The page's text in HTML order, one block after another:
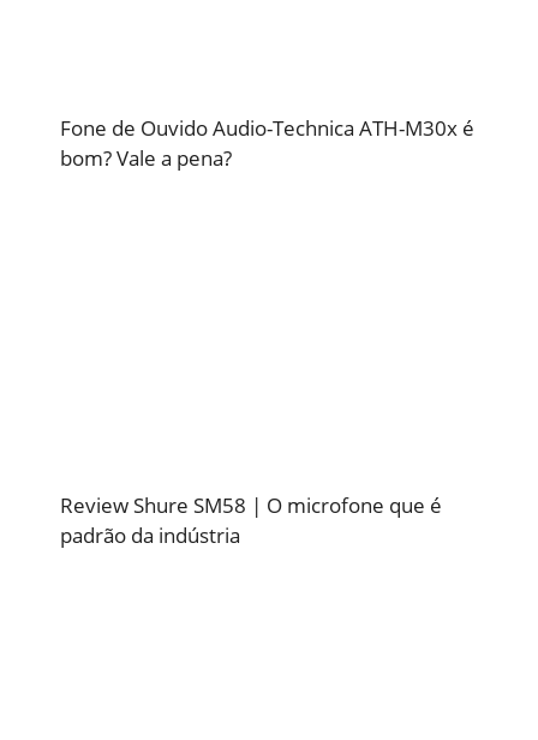
Fone de Ouvido Audio-Technica ATH-M30x é
bom? Vale a pena?
Review Shure SM58 | O microfone que é
padrão da indústria